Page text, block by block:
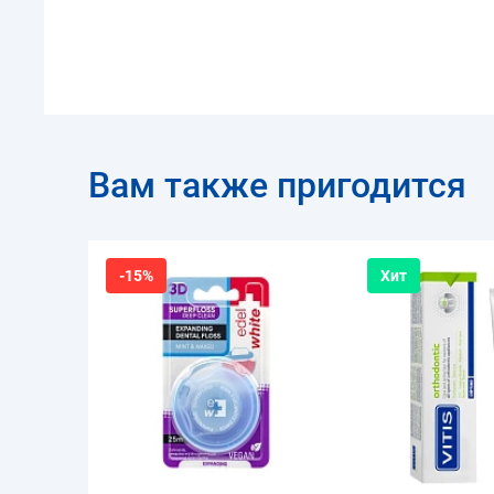
Вам также пригодится
-15% Хит